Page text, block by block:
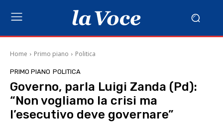
Home Primo piano Politica
PRIMO PIANO POLITICA
Governo, parla Luigi Zanda (Pd):
“Non vogliamo la crisi ma
l’esecutivo deve governare”